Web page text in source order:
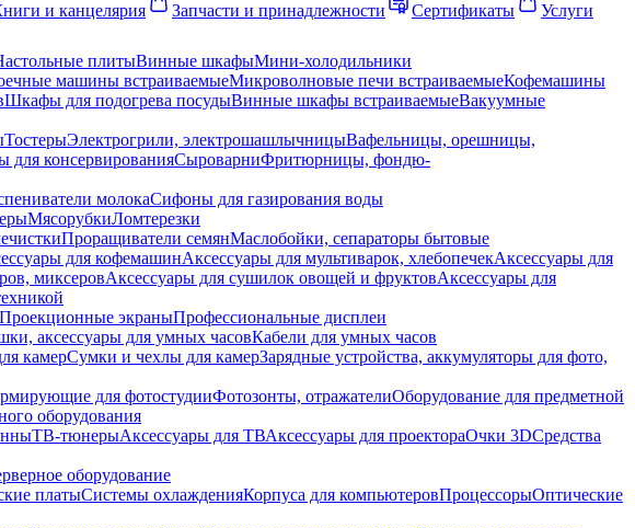
и канцелярия Запчасти и принадлежности Сертификаты
Услуги
плитыВинные шкафыМини-холодильники
машины встраиваемыеМикроволновые печи встраиваемыеКофемашины
Шкафы для подогрева посудыВинные шкафы встраиваемыеВакуумные
ТостерыЭлектрогрили, электрошашлычницыВафельницы, орешницы,
для консервированияСыроварниФритюрницы, фондю-
молокаСифоны для газирования воды
МясорубкиЛомтерезки
Проращиватели семянМаслобойки, сепараторы бытовые
для кофемашинАксессуары для мультиварок, хлебопечекАксессуары для
миксеровАксессуары для сушилок овощей и фруктовАксессуары для
Проекционные экраныПрофессиональные дисплеи
аксессуары для умных часовКабели для умных часов
камерСумки и чехлы для камерЗарядные устройства, аккумуляторы для фото,
для фотостудииФотозонты, отражателиОборудование для предметной
оборудования
ТВ-тюнерыАксессуары для ТВАксессуары для проектораОчки 3DСредства
оборудование
платыСистемы охлажденияКорпуса для компьютеровПроцессорыОптические